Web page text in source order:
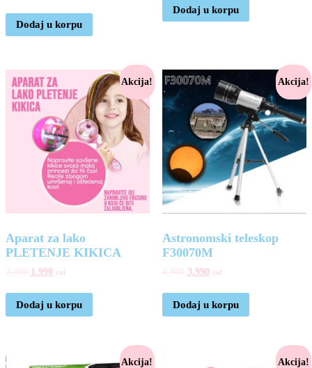
Dodaj u korpu
Dodaj u korpu
Akcija!
Aparat za lako
PLETENJE KIKICA
1.990 rsd
Dodaj u korpu
Akcija!
Astronomski teleskop
F30070M
3.990 rsd
Dodaj u korpu
Akcija! Akcija!